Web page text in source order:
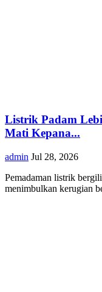
Listrik Padam
Mati Kepana...
admin Jul 28, 2026
Pemadaman listrik
menimbulkan kerugian